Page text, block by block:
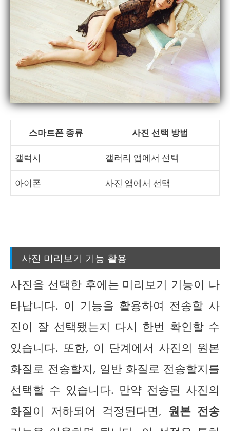
스마트폰 종류 사진 선택 방법
갤럭시 갤러리 앱에서 선택
아이폰 사진 앱에서 선택
사진 미리보기 기능 활용
사진을 선택한 후에는 미리보기 기능이 나
타납니다. 이 기능을 활용하여 전송할 사
진이 잘 선택됐는지 다시 한번 확인할 수
있습니다. 또한, 이 단계에서 사진의 원본
화질로 전송할지, 일반 화질로 전송할지를
선택할 수 있습니다. 만약 전송된 사진의
화질이 저하되어 걱정된다면, 원본 전송